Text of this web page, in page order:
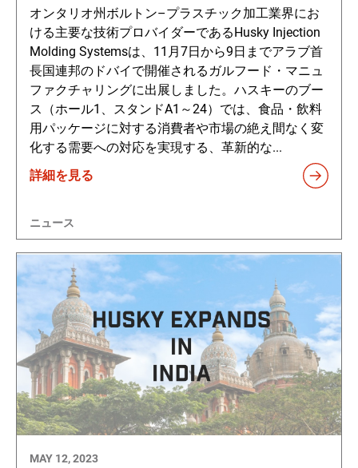
オンタリオ州ボルトン–プラスチック加工業界にお
ける主要な技術プロバイダーであるHusky Injection
Molding Systemsは、11月7日から9日までアラブ首
長国連邦のドバイで開催されるガルフード・マニュ
ファクチャリングに出展しました。ハスキーのブー
ス（ホール1、スタンドA1～24）では、食品・飲料
用パッケージに対する消費者や市場の絶え間なく変
化する需要への対応を実現する、革新的な...
詳細を見る
ニュース
MAY 12, 2023